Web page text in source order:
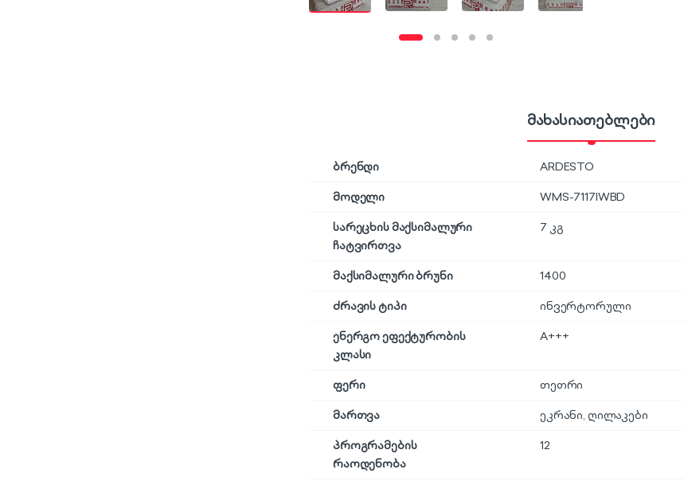
მახასიათებლები
ბრენდი
ARDESTO
მოდელი
WMS-7117IWBD
სარეცხის მაქსიმალური
ჩატვირთვა
7 კგ
მაქსიმალური ბრუნი
1400
ძრავის ტიპი
ინვერტორული
ენერგო ეფექტურობის
კლასი
A+++
ფერი
თეთრი
მართვა
ეკრანი, ღილაკები
პროგრამების
რაოდენობა
12